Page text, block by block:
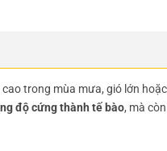
trong mùa mưa, gió lớn
độ cứng thành tế bào, mà